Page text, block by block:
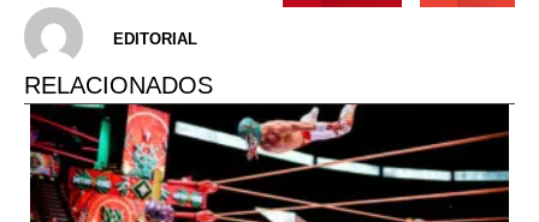
EDITORIAL
RELACIONADOS